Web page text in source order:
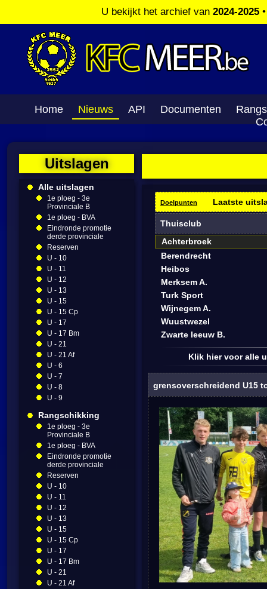
U bekijkt het archief van 2024-2025
Home Nieuws API Documenten
Uitslagen
Alle uitslagen
1e ploeg - 3e
Provinciale B
1e ploeg - BVA
Eindronde promotie
derde provinciale
Reserven
U - 10
U - 11
U - 12
U - 13
U - 15
U - 15 Cp
U - 17
U - 17 Bm
U - 21
U - 21 Af
U - 6
U - 7
U - 8
U - 9
Rangschikking
1e ploeg - 3e
Provinciale B
1e ploeg - BVA
Eindronde promotie
derde provinciale
Reserven
U - 10
U - 11
U - 12
U - 13
U - 15
U - 15 Cp
U - 17
U - 17 Bm
U - 21
U - 21 Af
Doelpunten Laatste
Thuisclub
Achterbroek
Berendrecht
Heibos
Merksem A.
Turk Sport
Wijnegem A.
Wuustwezel
Zwarte leeuw B.
Klik hier voor alle
grensoverschreidend U15